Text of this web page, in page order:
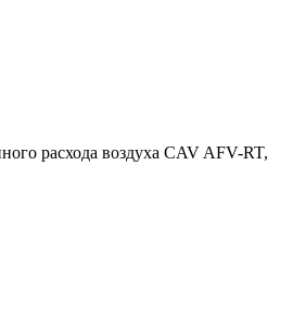
расхода воздуха CAV AFV-RT,